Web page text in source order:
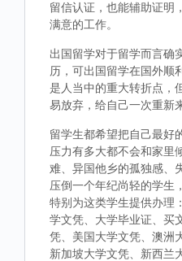
留信认证，也能辅助证明
满意的工作。
出国留学对于留学而言确
历，可出国留学在国外顺
是人当中的重大转折点，
易放弃，给自己一次重新
留学生都希望把自己最好
压力有多大都不会和家里
难、异国他乡的孤独感、
压倒一个年纪尚轻的学生
特别为这类学生提供办理
学文凭、大学毕业证、买
凭、美国大学文凭、澳洲
新加坡大学文凭、新西兰